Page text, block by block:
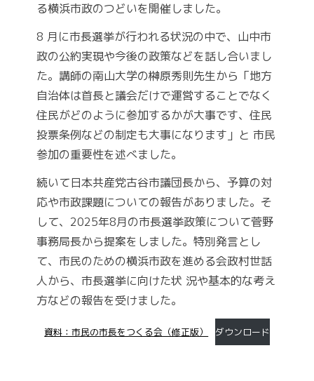
る横浜市政のつどいを開催しました。
8 月に市長選挙が行われる状況の中で、山中市
政の公約実現や今後の政策などを話し合いまし
た。講師の南山大学の榊原秀則先生から「地方
自治体は首長と議会だけで運営することでなく
住民がどのように参加するかが大事です、住民
投票条例などの制定も大事になります」と 市民
参加の重要性を述べました。
続いて日本共産党古谷市議団長から、予算の対
応や市政課題についての報告がありました。そ
して、2025年8月の市長選挙政策について菅野
事務局長から提案をしました。特別発言とし
て、市民のための横浜市政を進める会政村世話
人から、市長選挙に向けた状 況や基本的な考え
方などの報告を受けました。
資料：市民の市長をつくる会（修正版） ダウンロード